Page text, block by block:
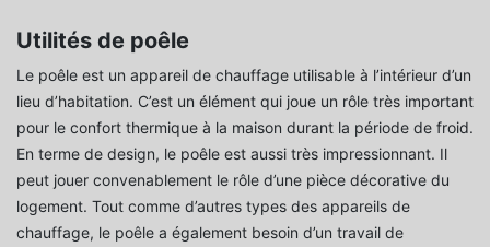
Utilités de poêle
Le poêle est un appareil de chauffage utilisable à l’intérieur d’un
lieu d’habitation. C’est un élément qui joue un rôle très important
pour le confort thermique à la maison durant la période de froid.
En terme de design, le poêle est aussi très impressionnant. Il
peut jouer convenablement le rôle d’une pièce décorative du
logement. Tout comme d’autres types des appareils de
chauffage, le poêle a également besoin d’un travail de